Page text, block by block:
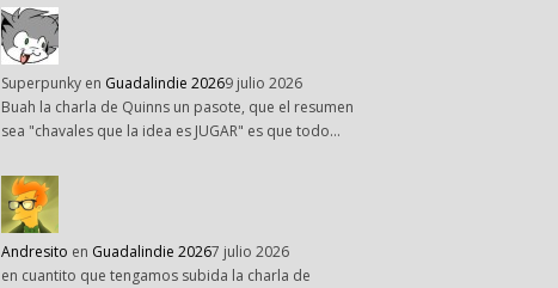
Superpunky en Guadalindie 20269 julio 2026
Buah la charla de Quinns un pasote, que el resumen
sea "chavales que la idea es JUGAR" es que todo…
Andresito en Guadalindie 20267 julio 2026
en cuantito que tengamos subida la charla de